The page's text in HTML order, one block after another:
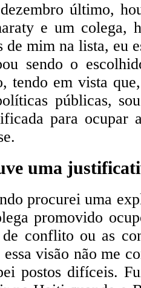
último,
e um colega,
de mim na lista, eu
sendo o
tendo em vista
públicas,
para ocupar
uma
procurei uma
promovido
conflito ou as
essa visão não me
postos difíceis.